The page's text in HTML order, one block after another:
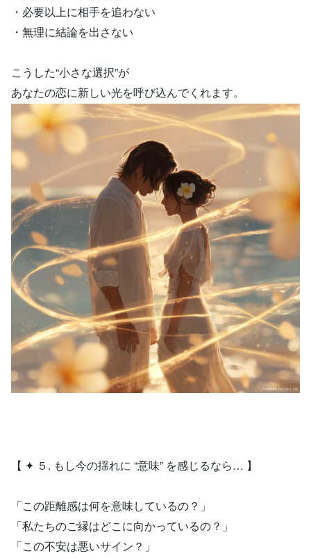
・必要以上に相手を追わない
・無理に結論を出さない
こうした“小さな選択”が
あなたの恋に新しい光を呼び込んでくれます。
【 ✦ ５. もし今の揺れに “意味” を感じるなら… 】
「この距離感は何を意味しているの？」
「私たちのご縁はどこに向かっているの？」
「この不安は悪いサイン？」